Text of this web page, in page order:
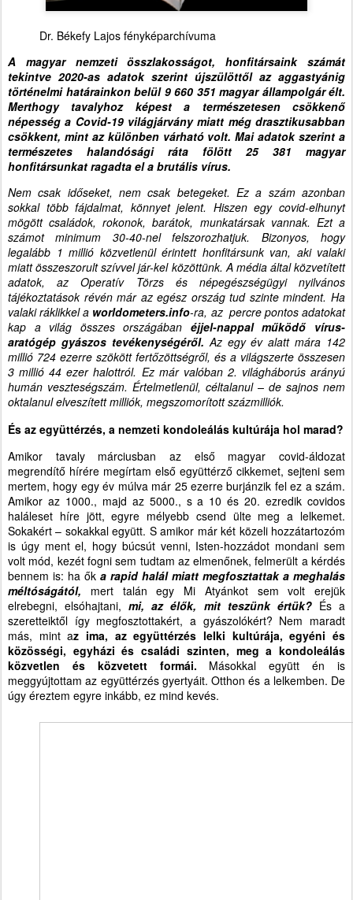
Dr. Békefy Lajos fényképarchívuma
A magyar nemzeti összlakosságot, honfitársaink számát
tekintve 2020-as adatok szerint újszülöttől az aggastyánig
történelmi határainkon belül 9 660 351 magyar állampolgár élt.
Merthogy tavalyhoz képest a természetesen csökkenő
népesség a Covid-19 világjárvány miatt még drasztikusabban
csökkent, mint az különben várható volt. Mai adatok szerint a
természetes halandósági ráta fölött 25 381 magyar
honfitársunkat ragadta el a brutális vírus.
Nem csak időseket, nem csak betegeket. Ez a szám azonban
sokkal több fájdalmat, könnyet jelent. Hiszen egy covid-elhunyt
mögött családok, rokonok, barátok, munkatársak vannak. Ezt a
számot minimum 30-40-nel felszorozhatjuk. Bizonyos, hogy
legalább 1 millió közvetlenül érintett honfitársunk van, aki valaki
miatt összeszorult szívvel jár-kel közöttünk. A média által közvetített
adatok, az Operatív Törzs és népegészségügyi nyilvános
tájékoztatások révén már az egész ország tud szinte mindent. Ha
valaki ráklikkel a worldometers.info-ra, az percre pontos adatokat
kap a világ összes országában éjjel-nappal működő vírus-
aratógép gyászos tevékenységéről.Az egy év alatt mára 142
millió 724 ezerre szökött fertőzöttségről, és a világszerte összesen
3 millió 44 ezer halottról. Ez már valóban 2. világháborús arányú
humán veszteségszám. Értelmetlenül, céltalanul – de sajnos nem
oktalanul elveszített milliók, megszomorított százmilliók.
És az együttérzés, a nemzeti kondoleálás kultúrája hol marad?
Amikor tavaly márciusban az első magyar covid-áldozat
megrendítő hírére megírtam első együttérző cikkemet, sejteni sem
mertem, hogy egy év múlva már 25 ezerre burjánzik fel ez a szám.
Amikor az 1000., majd az 5000., s a 10 és 20. ezredik covidos
haláleset híre jött, egyre mélyebb csend ülte meg a lelkemet.
Sokakért – sokakkal együtt. S amikor már két közeli hozzátartozóm
is úgy ment el, hogy búcsút venni, Isten-hozzádot mondani sem
volt mód, kezét fogni sem tudtam az elmenőnek, felmerült a kérdés
bennem is: ha ők a rapid halál miatt megfosztattak a meghalás
méltóságától, mert talán egy Mi Atyánkot sem volt erejük
elrebegni, elsóhajtani,mi, az élők, mit teszünk értük?És a
szeretteiktől így megfosztottakért, a gyászolókért? Nem maradt
más, mint az ima, az együttérzés lelki kultúrája, egyéni és
közösségi, egyházi és családi szinten, meg a kondoleálás
közvetlen és közvetett formái. Másokkal együtt én is
meggyújtottam az együttérzés gyertyáit. Otthon és a lelkemben. De
úgy éreztem egyre inkább, ez mind kevés.